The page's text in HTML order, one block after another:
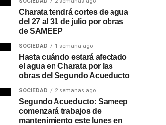
Charata tendrá cortes de agua
del 27 al 31 de julio por obras
de SAMEEP
SOCIEDAD 1 semana ago
Hasta cuándo estará afectado
el agua en Charata por las
obras del Segundo Acueducto
SOCIEDAD 2 semanas ago
Segundo Acueducto: Sameep
comenzará trabajos de
mantenimiento este lunes en